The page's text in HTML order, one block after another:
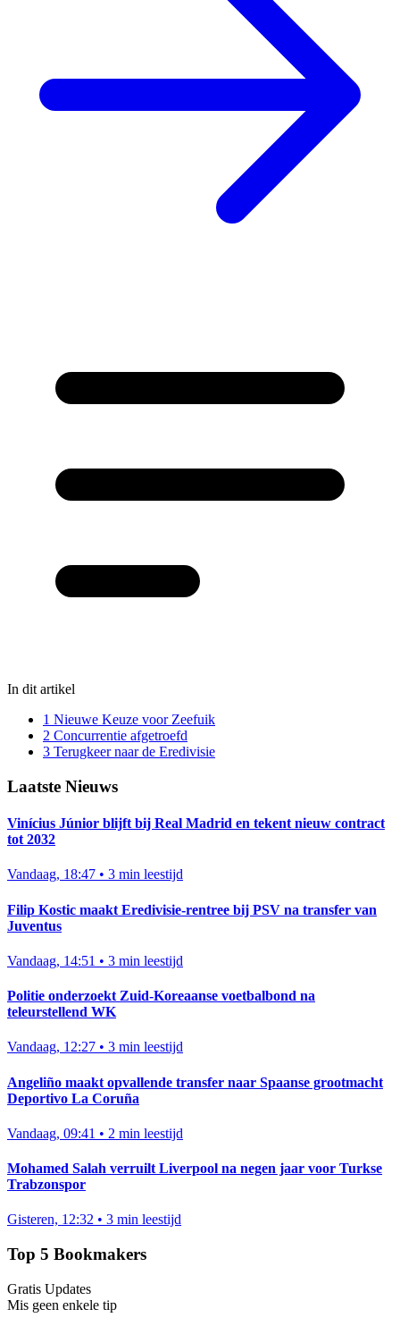
In dit artikel
1 Nieuwe Keuze voor Zeefuik
2 Concurrentie afgetroefd
3 Terugkeer naar de Eredivisie
Laatste Nieuws
Vinícius Júnior blijft bij Real Madrid en tekent nieuw contract
tot 2032
Vandaag, 18:47 • 3 min leestijd
Filip Kostic maakt Eredivisie-rentree bij PSV na transfer van
Juventus
Vandaag, 14:51 • 3 min leestijd
Politie onderzoekt Zuid-Koreaanse voetbalbond na
teleurstellend WK
Vandaag, 12:27 • 3 min leestijd
Angeliño maakt opvallende transfer naar Spaanse grootmacht
Deportivo La Coruña
Vandaag, 09:41 • 2 min leestijd
Mohamed Salah verruilt Liverpool na negen jaar voor Turkse
Trabzonspor
Gisteren, 12:32 • 3 min leestijd
Top 5 Bookmakers
Gratis Updates
Mis geen enkele tip